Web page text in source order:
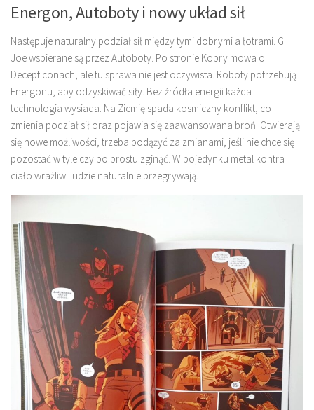
Energon, Autoboty i nowy układ sił
Następuje naturalny podział sił między tymi dobrymi a łotrami. G.I.
Joe wspierane są przez Autoboty. Po stronie Kobry mowa o
Decepticonach, ale tu sprawa nie jest oczywista. Roboty potrzebują
Energonu, aby odzyskiwać siły. Bez źródła energii każda
technologia wysiada. Na Ziemię spada kosmiczny konflikt, co
zmienia podział sił oraz pojawia się zaawansowana broń. Otwierają
się nowe możliwości, trzeba podążyć za zmianami, jeśli nie chce się
pozostać w tyle czy po prostu zginąć. W pojedynku metal kontra
ciało wrażliwi ludzie naturalnie przegrywają.